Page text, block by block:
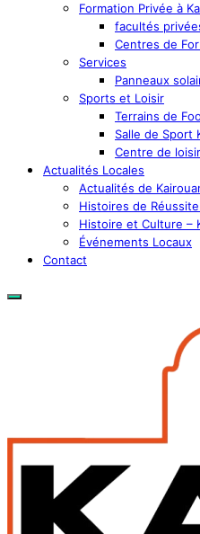
Formation Privée à
facultés
Centres de
Services
Panneaux
Sports et Loisir
Terrains de
Salle de Sport
Centre de
Actualités Locales
Actualités de
Histoires de
Histoire et Culture –
Événements Locaux
Contact